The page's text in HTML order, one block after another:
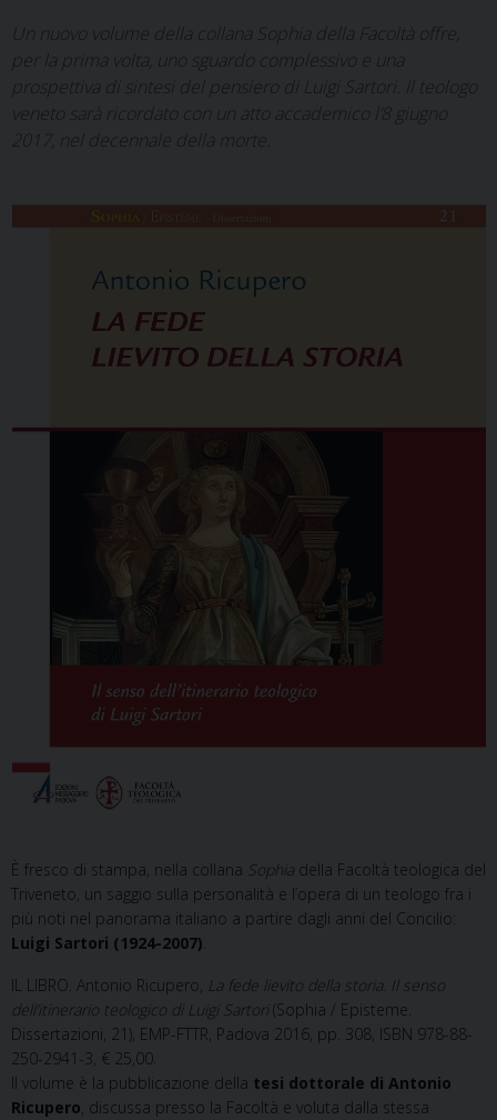
Un nuovo volume della collana Sophia della Facoltà offre,
per la prima volta, uno sguardo complessivo e una
prospettiva di sintesi del pensiero di Luigi Sartori. Il teologo
veneto sarà ricordato con un atto accademico l’8 giugno
2017, nel decennale della morte.
È fresco di stampa, nella collana Sophia della Facoltà teologica del
Triveneto, un saggio sulla personalità e l’opera di un teologo fra i
più noti nel panorama italiano a partire dagli anni del Concilio:
Luigi Sartori (1924-2007).
IL LIBRO. Antonio Ricupero, La fede lievito della storia. Il senso
dell’itinerario teologico di Luigi Sartori (Sophia / Episteme.
Dissertazioni, 21), EMP-FTTR, Padova 2016, pp. 308, ISBN 978-88-
250-2941-3, € 25,00.
Il volume è la pubblicazione della tesi dottorale di Antonio
Ricupero, discussa presso la Facoltà e voluta dalla stessa